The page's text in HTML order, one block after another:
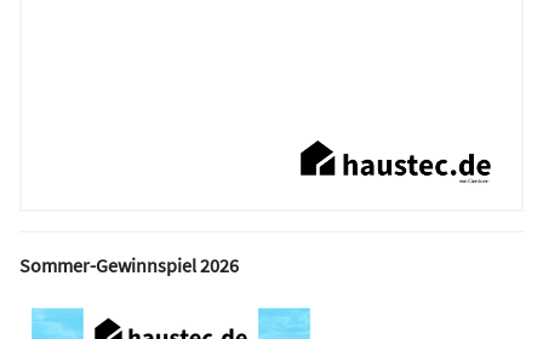
Sommer-Gewinnspiel 2026